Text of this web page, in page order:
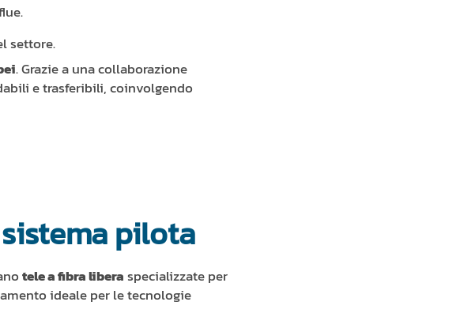
settore.
. Grazie a una collaborazione
e trasferibili, coinvolgendo
pilota
tele a fibra liberaspecializzate per
ideale per le tecnologie